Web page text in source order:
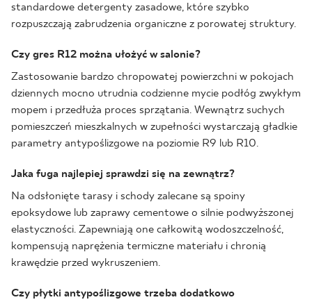
standardowe detergenty zasadowe, które szybko
rozpuszczają zabrudzenia organiczne z porowatej struktury.
Czy gres R12 można ułożyć w salonie?
Zastosowanie bardzo chropowatej powierzchni w pokojach
dziennych mocno utrudnia codzienne mycie podłóg zwykłym
mopem i przedłuża proces sprzątania. Wewnątrz suchych
pomieszczeń mieszkalnych w zupełności wystarczają gładkie
parametry antypoślizgowe na poziomie R9 lub R10.
Jaka fuga najlepiej sprawdzi się na zewnątrz?
Na odsłonięte tarasy i schody zalecane są spoiny
epoksydowe lub zaprawy cementowe o silnie podwyższonej
elastyczności. Zapewniają one całkowitą wodoszczelność,
kompensują naprężenia termiczne materiału i chronią
krawędzie przed wykruszeniem.
Czy płytki antypoślizgowe trzeba dodatkowo